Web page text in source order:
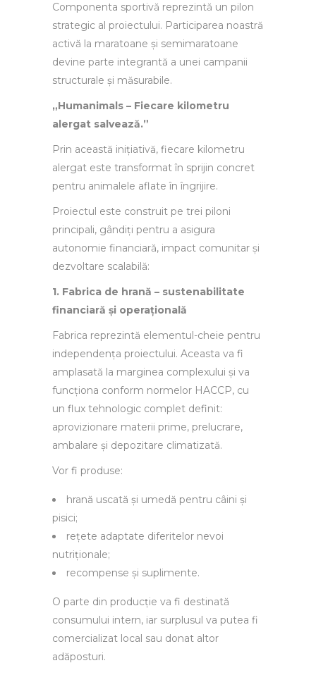
Componenta sportivă reprezintă un pilon
strategic al proiectului. Participarea noastră
activă la maratoane și semimaratoane
devine parte integrantă a unei campanii
structurale și măsurabile.
„Humanimals – Fiecare kilometru
alergat salvează.”
Prin această inițiativă, fiecare kilometru
alergat este transformat în sprijin concret
pentru animalele aflate în îngrijire.
Proiectul este construit pe trei piloni
principali, gândiți pentru a asigura
autonomie financiară, impact comunitar și
dezvoltare scalabilă:
1. Fabrica de hrană – sustenabilitate
financiară și operațională
Fabrica reprezintă elementul-cheie pentru
independența proiectului. Aceasta va fi
amplasată la marginea complexului și va
funcționa conform normelor HACCP, cu
un flux tehnologic complet definit:
aprovizionare materii prime, prelucrare,
ambalare și depozitare climatizată.
Vor fi produse:
hrană uscată și umedă pentru câini și
pisici;
rețete adaptate diferitelor nevoi
nutriționale;
recompense și suplimente.
O parte din producție va fi destinată
consumului intern, iar surplusul va putea fi
comercializat local sau donat altor
adăposturi.